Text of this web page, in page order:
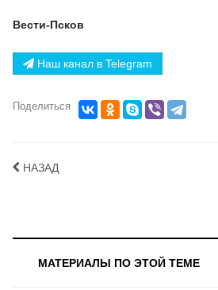
Вести-Псков
Наш канал в Telegram
Поделиться
НАЗАД
МАТЕРИАЛЫ ПО ЭТОЙ ТЕМЕ